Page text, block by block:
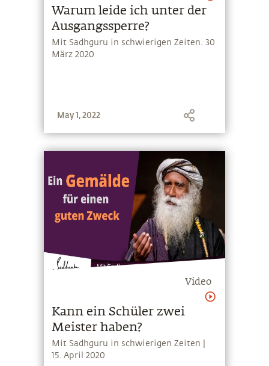
Warum leide ich unter der
Ausgangssperre?
Mit Sadhguru in schwierigen Zeiten. 30
März 2020
May 1, 2022
Video
Kann ein Schüler zwei
Meister haben?
Mit Sadhguru in schwierigen Zeiten |
15. April 2020